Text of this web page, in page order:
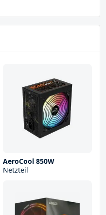
AeroCool 850W
Netzteil